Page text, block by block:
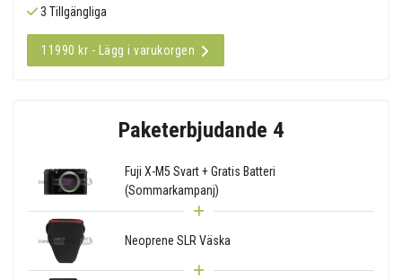
3 Tillgängliga
11990 kr - Lägg i varukorgen
Paketerbjudande 4
Fuji X-M5 Svart + Gratis Batteri
(Sommarkampanj)
Neoprene SLR Väska